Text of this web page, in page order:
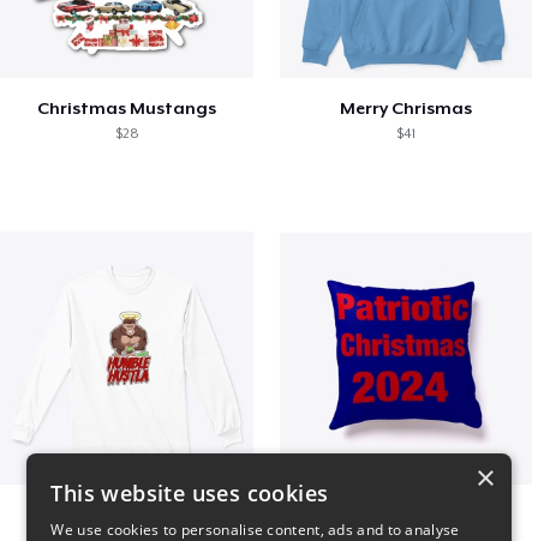
Christmas Mustangs
$28
Merry Chrismas
$41
×
This website uses cookies
We use cookies to personalise content, ads and to analyse